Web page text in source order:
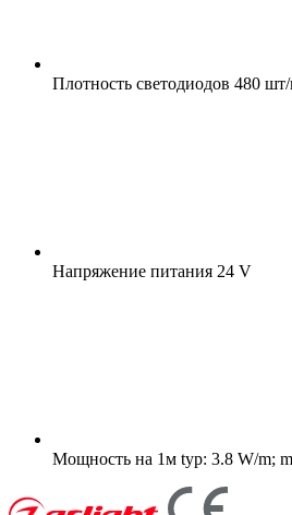
Плотность светодиодов 480
Напряжение питания 24 V
Мощность на 1м typ: 3.8 W/m;